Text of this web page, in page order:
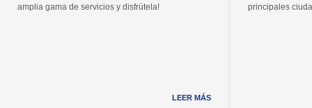
amplia gama de servicios y disfrútela!
LEER MÁS
principales